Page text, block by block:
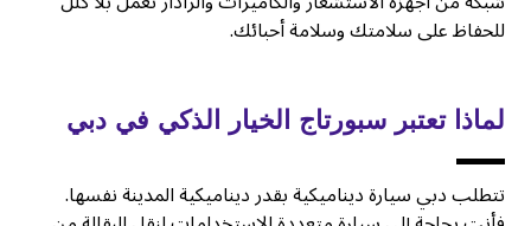
للحفاظ على سلامتك وسلامة أحبائك.
لماذا تعتبر سبورتاج الخيار الذكي في دبي
تتطلب دبي سيارة ديناميكية بقدر ديناميكية المدينة نفسها.